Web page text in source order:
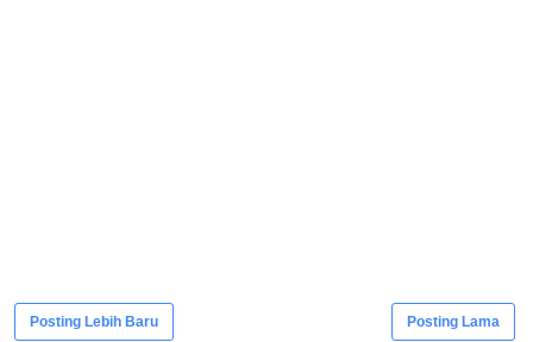
Posting Lebih Baru Posting Lama